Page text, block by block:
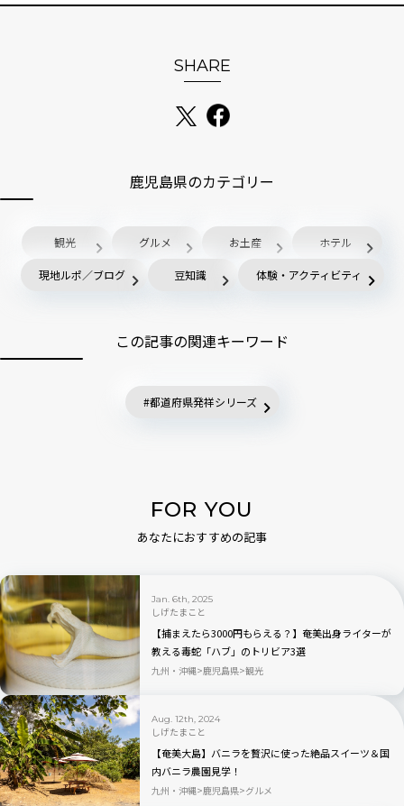
SHARE
鹿児島県のカテゴリー
観光 グルメ お土産 ホテル
現地ルポ／ブログ 豆知識 体験・アクティビティ
この記事の関連キーワード
都道府県発祥シリーズ
FOR YOU
あなたにおすすめの記事
Jan. 6th, 2025
しげたまこと
【捕まえたら3000円もらえる？】奄美出身ライターが
教える毒蛇「ハブ」のトリビア3選
九州・沖縄 鹿児島県 観光
Aug. 12th, 2024
しげたまこと
【奄美大島】バニラを贅沢に使った絶品スイーツ＆国
内バニラ農園見学！
九州・沖縄 鹿児島県 グルメ